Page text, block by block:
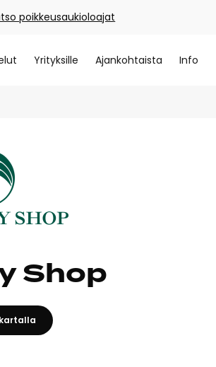
poikkeusaukioloajat
Yrityksille Ajankohtaista Info
Shop